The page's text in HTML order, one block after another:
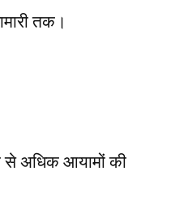
तक।
अधिक आयामों की